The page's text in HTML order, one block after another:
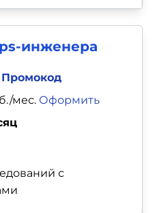
инженера
Промокод
мес. Оформить
с